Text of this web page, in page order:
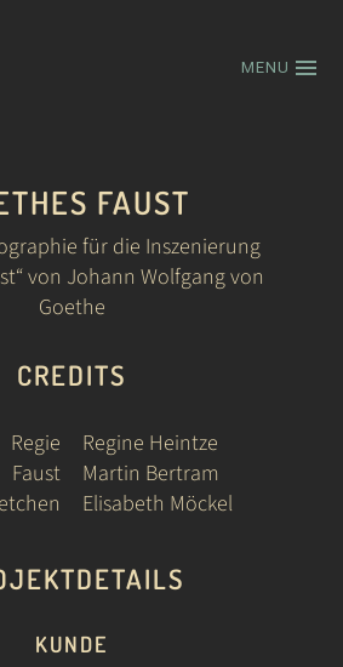
MENU
FAUST
für die Inszenierung
von Johann Wolfgang von
Goethe
CREDITS
Regie
Regine Heintze
Faust
Martin Bertram
Elisabeth Möckel
KUNDE